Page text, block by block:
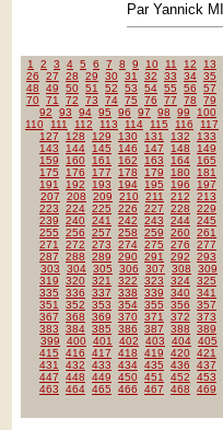
Par Yannick
1 2 3 4 5 6 7 8 9 10 11 12
13
26
27 28 29 30 31 32 33 34 35
48
49 50 51 52 53 54 55 56
57
70 71 72 73 74 75 76 77 78
79
92
93 94 95 96 97 98 99
100
110
111 112 113 114 115 116
117
127
128 129 130 131 132
133
143
144 145 146 147 148
149
159
160 161 162 163 164
165
175
176 177 178 179 180
181
191
192 193 194 195 196
197
207
208 209 210 211 212
213
223
224 225 226 227 228
229
239
240 241 242 243 244 245
255
256 257 258 259 260 261
271
272 273 274 275 276
277
287
288 289 290 291 292
293
303
304 305 306 307 308
309
319
320 321 322 323 324 325
335
336 337 338 339 340 341
351
352 353 354 355 356
357
367
368 369 370 371 372
373
383
384 385 386 387 388
389
399
400 401 402 403 404 405
415
416 417 418 419 420 421
431
432 433 434 435 436
437
447
448 449 450 451 452
453
463
464 465 466 467 468 469